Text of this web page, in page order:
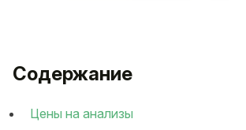
Содержание
Цены на анализы